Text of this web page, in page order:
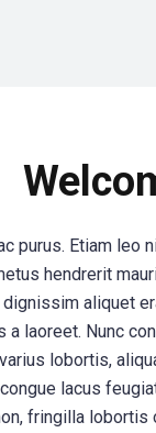
purus. Etiam
hendrerit
aliquet
laoreet. Nunc
lobortis,
lacus
fringilla